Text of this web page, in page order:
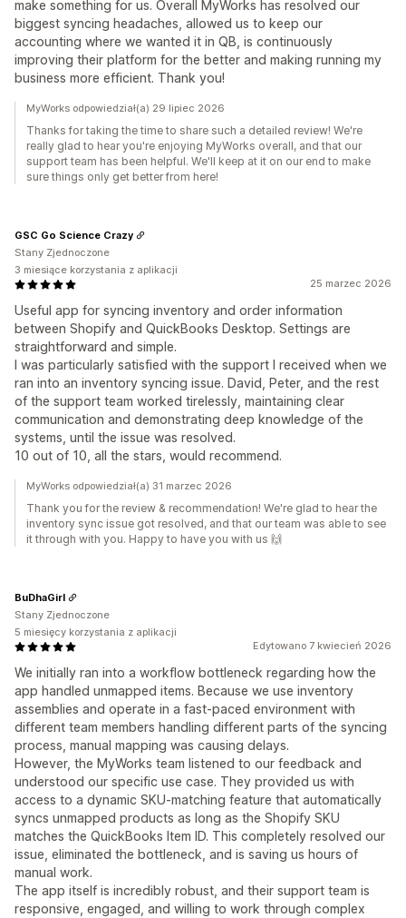
make something for us. Overall MyWorks has resolved our
biggest syncing headaches, allowed us to keep our
accounting where we wanted it in QB, is continuously
improving their platform for the better and making running my
business more efficient. Thank you!
MyWorks odpowiedział(a) 29 lipiec 2026
Thanks for taking the time to share such a detailed review! We're
really glad to hear you're enjoying MyWorks overall, and that our
support team has been helpful. We'll keep at it on our end to make
sure things only get better from here!
25 marzec 2026
Useful app for syncing inventory and order information
between Shopify and QuickBooks Desktop. Settings are
straightforward and simple.
I was particularly satisfied with the support I received when we
ran into an inventory syncing issue. David, Peter, and the rest
of the support team worked tirelessly, maintaining clear
communication and demonstrating deep knowledge of the
systems, until the issue was resolved.
10 out of 10, all the stars, would recommend.
GSC Go Science Crazy
Stany Zjednoczone
3 miesiące korzystania z aplikacji
MyWorks odpowiedział(a) 31 marzec 2026
Thank you for the review & recommendation! We're glad to hear the
inventory sync issue got resolved, and that our team was able to see
it through with you. Happy to have you with us 🙌
Edytowano 7 kwiecień 2026
We initially ran into a workflow bottleneck regarding how the
app handled unmapped items. Because we use inventory
assemblies and operate in a fast-paced environment with
different team members handling different parts of the syncing
process, manual mapping was causing delays.
However, the MyWorks team listened to our feedback and
understood our specific use case. They provided us with
access to a dynamic SKU-matching feature that automatically
syncs unmapped products as long as the Shopify SKU
matches the QuickBooks Item ID. This completely resolved our
issue, eliminated the bottleneck, and is saving us hours of
manual work.
The app itself is incredibly robust, and their support team is
responsive, engaged, and willing to work through complex
BuDhaGirl
Stany Zjednoczone
5 miesięcy korzystania z aplikacji